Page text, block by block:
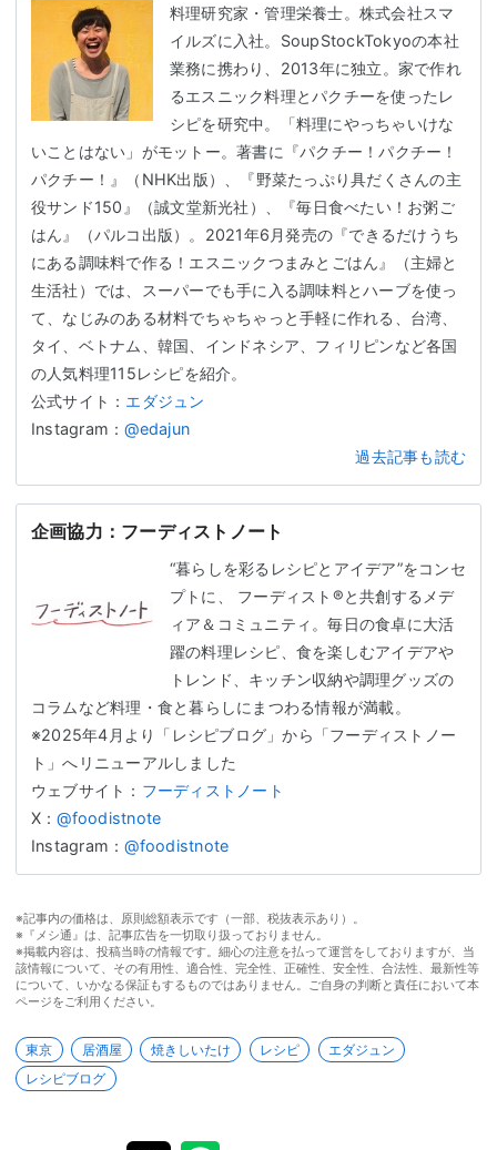
料理研究家・管理栄養士。株式会社スマ
イルズに入社。SoupStockTokyoの本社
業務に携わり、2013年に独立。家で作れ
るエスニック料理とパクチーを使ったレ
シピを研究中。「料理にやっちゃいけな
いことはない」がモットー。著書に『パクチー！パクチー！
パクチー！』（NHK出版）、『野菜たっぷり具だくさんの主
役サンド150』（誠文堂新光社）、『毎日食べたい！お粥ご
はん』（パルコ出版）。2021年6月発売の『できるだけうち
にある調味料で作る！エスニックつまみとごはん』（主婦と
生活社）では、スーパーでも手に入る調味料とハーブを使っ
て、なじみのある材料でちゃちゃっと手軽に作れる、台湾、
タイ、ベトナム、韓国、インドネシア、フィリピンなど各国
の人気料理115レシピを紹介。
公式サイト： エダジュン
Instagram：@edajun
過去記事も読む
企画協力：フーディストノート
“暮らしを彩るレシピとアイデア”をコンセ
プトに、 フーディスト®と共創するメデ
ィア＆コミュニティ。毎日の食卓に大活
躍の料理レシピ、食を楽しむアイデアや
トレンド、キッチン収納や調理グッズの
コラムなど料理・食と暮らしにまつわる情報が満載。
※2025年4月より「レシピブログ」から「フーディストノー
ト」へリニューアルしました
ウェブサイト： フーディストノート
X：@foodistnote
Instagram：@foodistnote
※記事内の価格は、原則総額表示です（一部、税抜表示あり）。
※『メシ通』は、記事広告を一切取り扱っておりません。
※掲載内容は、投稿当時の情報です。細心の注意を払って運営をしておりますが、当
該情報について、その有用性、適合性、完全性、正確性、安全性、合法性、最新性等
について、いかなる保証もするものではありません。ご自身の判断と責任において本
ページをご利用ください。
東京 居酒屋 焼きしいたけ レシピ
エダジュン
レシピブログ